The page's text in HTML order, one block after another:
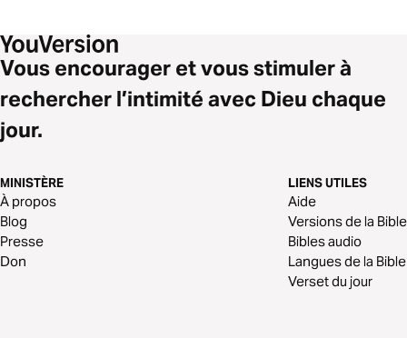
Vous encourager et vous stimuler à
rechercher l’intimité avec Dieu chaque
jour.
MINISTÈRE
À propos
Blog
Presse
Don
LIENS UTILES
Aide
Versions de la Bible
Bibles audio
Langues de la Bible
Verset du jour